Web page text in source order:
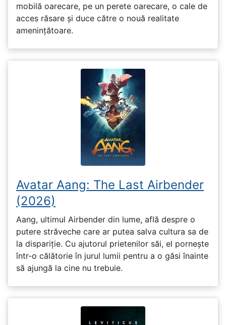
mobilă oarecare, pe un perete oarecare, o cale de
acces răsare și duce către o nouă realitate
amenințătoare.
Avatar Aang: The Last Airbender
(2026)
Aang, ultimul Airbender din lume, află despre o
putere străveche care ar putea salva cultura sa de
la dispariție. Cu ajutorul prietenilor săi, el pornește
într-o călătorie în jurul lumii pentru a o găsi înainte
să ajungă la cine nu trebuie.